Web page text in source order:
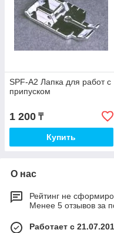
SPF-A2 Лапка для работ с
припуском
1 200 ₸
Купить
О нас
Рейтинг не
Менее 5 отзывов за
Работает с